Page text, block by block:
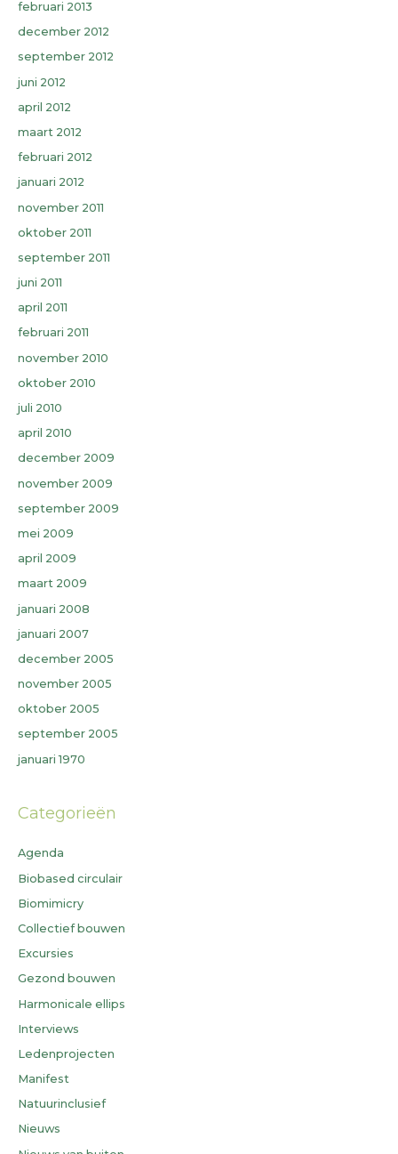
februari 2013
december 2012
september 2012
juni 2012
april 2012
maart 2012
februari 2012
januari 2012
november 2011
oktober 2011
september 2011
juni 2011
april 2011
februari 2011
november 2010
oktober 2010
juli 2010
april 2010
december 2009
november 2009
september 2009
mei 2009
april 2009
maart 2009
januari 2008
januari 2007
december 2005
november 2005
oktober 2005
september 2005
januari 1970
Categorieën
Agenda
Biobased circulair
Biomimicry
Collectief bouwen
Excursies
Gezond bouwen
Harmonicale ellips
Interviews
Ledenprojecten
Manifest
Natuurinclusief
Nieuws